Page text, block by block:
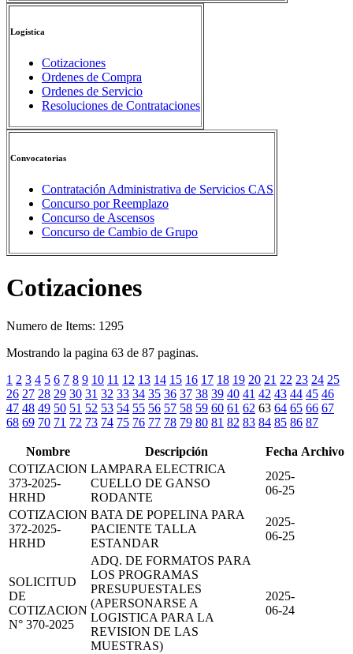
Logistica
Cotizaciones
Ordenes de Compra
Ordenes de Servicio
Resoluciones de Contrataciones
Convocatorias
Contratación Administrativa de Servicios CAS
Concurso por Reemplazo
Concurso de Ascensos
Concurso de Cambio de Grupo
Cotizaciones
Numero de Items: 1295
Mostrando la pagina 63 de 87 paginas.
1 2 3 4 5 6 7 8 9 10 11 12 13 14 15 16 17 18 19 20 21 22 23 24 25
26 27 28 29 30 31 32 33 34 35 36 37 38 39 40 41 42 43 44 45 46
47 48 49 50 51 52 53 54 55 56 57 58 59 60 61 62 63 64 65 66 67
68 69 70 71 72 73 74 75 76 77 78 79 80 81 82 83 84 85 86 87
Nombre Descripción Fecha Archivo
COTIZACION
373-2025-
HRHD
LAMPARA ELECTRICA
CUELLO DE GANSO
RODANTE
2025-
06-25
COTIZACION
372-2025-
HRHD
BATA DE POPELINA PARA
PACIENTE TALLA
ESTANDAR
2025-
06-25
SOLICITUD
DE
COTIZACION
N° 370-2025
ADQ. DE FORMATOS PARA
LOS PROGRAMAS
PRESUPUESTALES
(APERSONARSE A
LOGISTICA PARA LA
REVISION DE LAS
MUESTRAS)
2025-
06-24